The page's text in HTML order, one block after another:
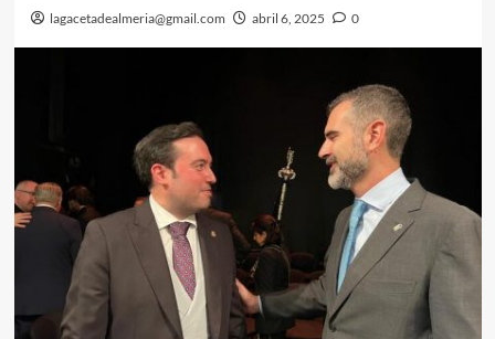
lagacetadealmeria@gmail.com abril 6, 2025 0